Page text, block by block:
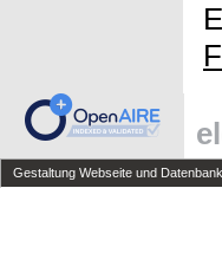
Gestaltung Webseite und